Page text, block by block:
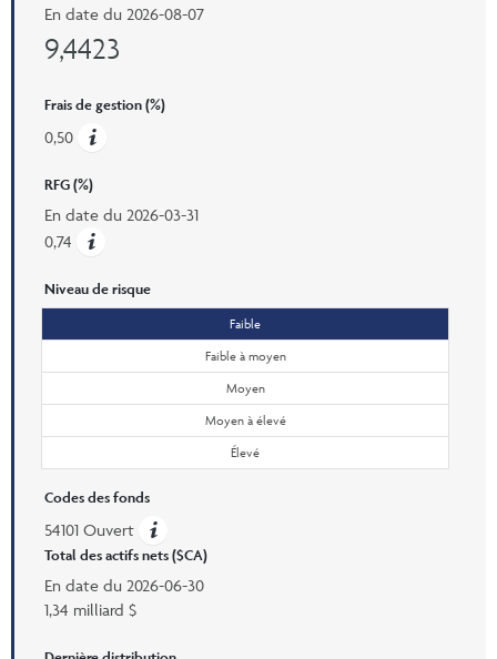
En date du 2026-08-07
9,4423
Frais de gestion (%)
0,50
RFG (%)
En date du 2026-03-31
0,74
Niveau de risque
Faible
Faible à moyen
Moyen
Moyen à élevé
Élevé
Codes des fonds
54101 Ouvert
Total des actifs nets ($CA)
En date du 2026-06-30
1,34 milliard $